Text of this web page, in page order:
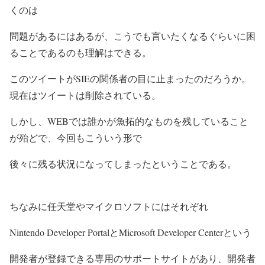
くのは
問題があるにはあるが、こうでも言いたくなるぐらいに困
ることであるのも理解はできる。
このツイートがSIEの関係者の目に止まったのだろうか。
現在はツイートは削除されている。
しかし、WEBでは誰かが魚拓的なものを残していること
が殆どで、今回もこういう形で
後々に残る状況になってしまったということである。
ちなみに任天堂やマイクロソフトにはそれぞれ
Nintendo Developer PortalとMicrosoft Developer Centerという
開発者が登録できる専用のサポートサイトがあり、開発者